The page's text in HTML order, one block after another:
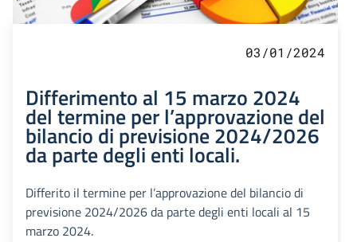
03/01/2024
Differimento al 15 marzo 2024
del termine per l’approvazione del
bilancio di previsione 2024/2026
da parte degli enti locali.
Differito il termine per l’approvazione del bilancio di
previsione 2024/2026 da parte degli enti locali al 15
marzo 2024.